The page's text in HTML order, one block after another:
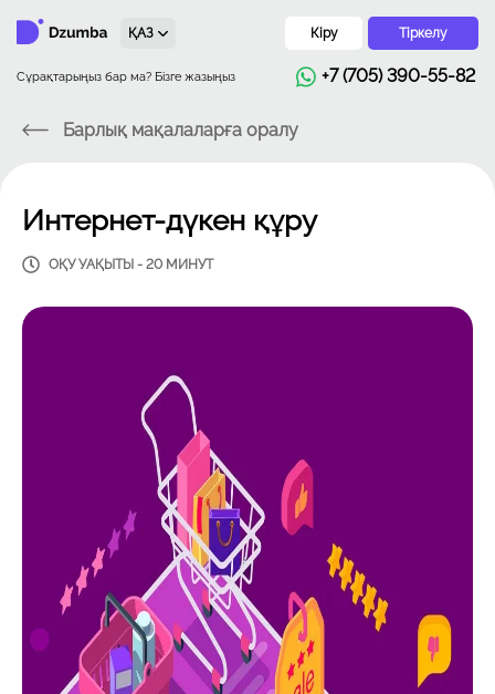
ҚАЗ Кіру Тіркелу
Сұрақтарыңыз бар ма? Бізге жазыңыз +7 (705) 390-55-82
Барлық мақалаларға оралу
Интернет-дүкен құру
ОҚУ УАҚЫТЫ - 20 МИНУТ